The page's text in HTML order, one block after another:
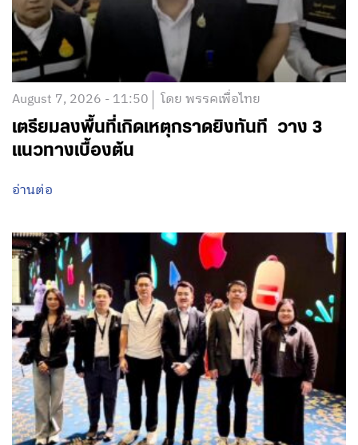
August 7, 2026 - 11:50 โดย พรรคเพื่อไทย
เตรียมลงพื้นที่เกิดเหตุกราดยิงทันที วาง 3
แนวทางเบื้องต้น
อ่านต่อ